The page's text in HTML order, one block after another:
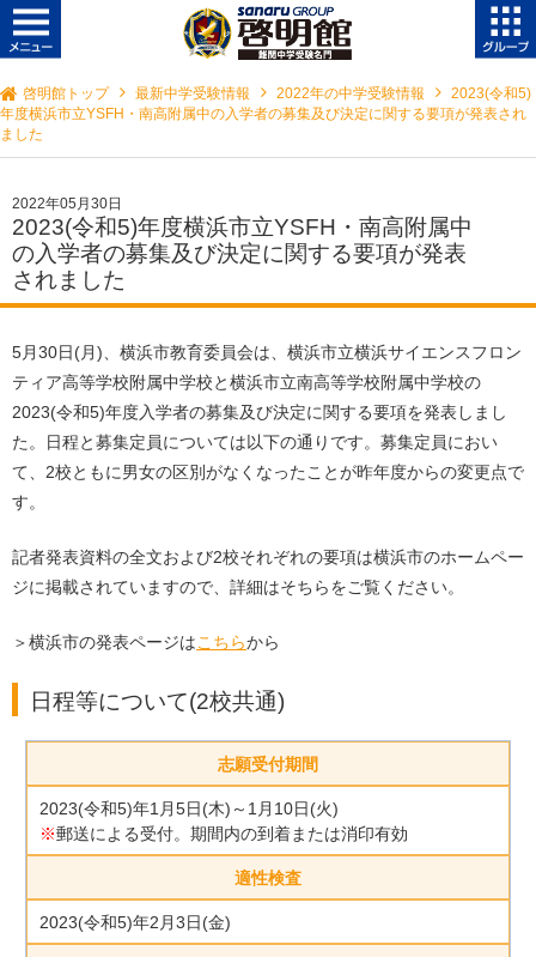
啓明館トップ 最新中学受験情報 2022年の中学受験情報
2023(令和5)
年度横浜市立YSFH・南高附属中の入学者の募集及び決定に関する要項が発表され
ました
2022年05月30日
2023(令和5)年度横浜市立YSFH・南高附属中
の入学者の募集及び決定に関する要項が発表
されました
5月30日(月)、横浜市教育委員会は、横浜市立横浜サイエンスフロン
ティア高等学校附属中学校と横浜市立南高等学校附属中学校の
2023(令和5)年度入学者の募集及び決定に関する要項を発表しまし
た。日程と募集定員については以下の通りです。募集定員におい
て、2校ともに男女の区別がなくなったことが昨年度からの変更点で
す。
記者発表資料の全文および2校それぞれの要項は横浜市のホームペー
ジに掲載されていますので、詳細はそちらをご覧ください。
＞横浜市の発表ページはこちらから
日程等について(2校共通)
志願受付期間
2023(令和5)年1月5日(木)～1月10日(火)
※郵送による受付。期間内の到着または消印有効
適性検査
2023(令和5)年2月3日(金)